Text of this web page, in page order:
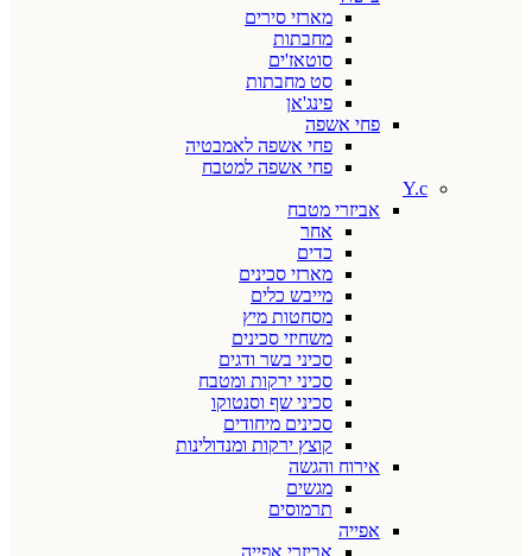
מארזי סירים
מחבתות
סוטאז'ים
סט מחבתות
פינג'אן
פחי אשפה
פחי אשפה לאמבטיה
פחי אשפה למטבח
Y.c
אביזרי מטבח
אחר
כדים
מארזי סכינים
מייבש כלים
מסחטות מיץ
משחיזי סכינים
סכיני בשר ודגים
סכיני ירקות ומטבח
סכיני שף וסנטוקו
סכינים מיחודים
קוצץ ירקות ומנדולינות
אירוח והגשה
מגשים
תרמוסים
אפייה
אביזרי אפייה